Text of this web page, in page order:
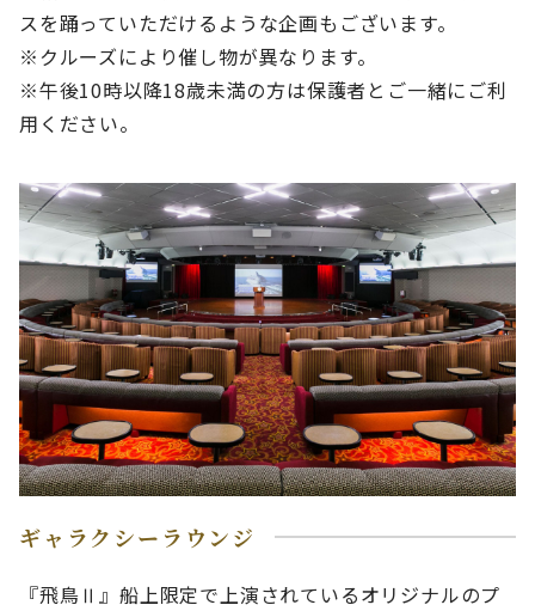
スを踊っていただけるような企画もございます。
※クルーズにより催し物が異なります。
※午後10時以降18歳未満の方は保護者とご一緒にご利
用ください。
ギャラクシーラウンジ
『飛鳥Ⅱ』船上限定で上演されているオリジナルのプ